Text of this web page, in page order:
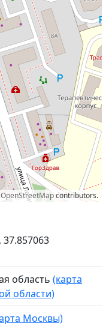
OpenStreetMapcontributors.
37.857063
область (карта
области)
Москвы)